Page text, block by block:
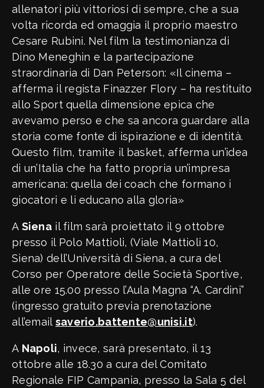
allenatori più vittoriosi di sempre, che a sua
volta ricorda ed omaggia il proprio maestro
Cesare Rubini. Nel film la testimonianza di
Dino Meneghin e la partecipazione
straordinaria di Dan Peterson: «Il cinema –
afferma il regista Finazzer Flory – ha restituito
allo Sport quella dimensione epica che
avevamo perso e che sa ancora guardare alla
storia come fonte di ispirazione e di identità.
Questo film, tramite il basket, afferma un’idea
di un’Italia che ha fatto propria un’impresa
americana: quella dei coach che formano i
giocatori e li educano alla gloria»
A Sienail film sarà proiettato il 9 ottobre
presso il Polo Mattioli, (Viale Mattioli 10,
Siena) dell’Università di Siena, a cura del
Corso per Operatore delle Società Sportive,
alle ore 15.00 presso l’Aula Magna “A. Cardini”
(ingresso gratuito previa prenotazione
all’email saverio.battente@unisi.it).
A Napoli, invece, sarà presentato, il 13
ottobre alle 18.30 a cura del Comitato
Regionale FIP Campania, presso la Sala 5 del